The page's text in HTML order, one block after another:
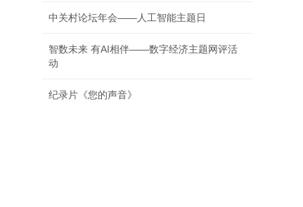
中关村论坛年会——人工智能主题日
智数未来 有AI相伴——数字经济主题网评活
动
纪录片《您的声音》